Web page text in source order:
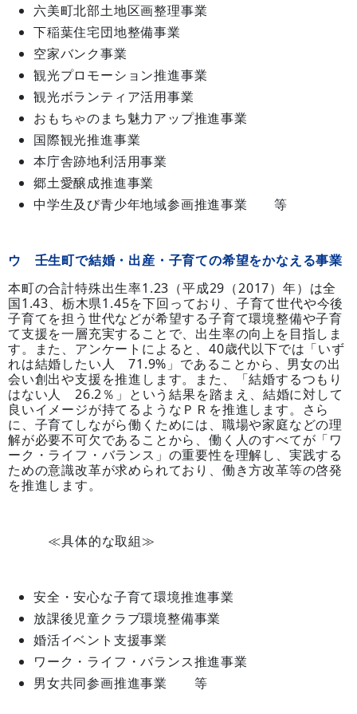
六美町北部土地区画整理事業
下稲葉住宅団地整備事業
空家バンク事業
観光プロモーション推進事業
観光ボランティア活用事業
おもちゃのまち魅力アップ推進事業
国際観光推進事業
本庁舎跡地利活用事業
郷土愛醸成推進事業
中学生及び青少年地域参画推進事業 等
ウ 壬生町で結婚・出産・子育ての希望をかなえる事業
本町の合計特殊出生率1.23（平成29（2017）年）は全
国1.43、栃木県1.45を下回っており、子育て世代や今後
子育てを担う世代などが希望する子育て環境整備や子育
て支援を一層充実することで、出生率の向上を目指しま
す。また、アンケートによると、40歳代以下では「いず
れは結婚したい人 71.9%」であることから、男女の出
会い創出や支援を推進します。また、「結婚するつもり
はない人 26.2％」という結果を踏まえ、結婚に対して
良いイメージが持てるようなＰＲを推進します。さら
に、子育てしながら働くためには、職場や家庭などの理
解が必要不可欠であることから、働く人のすべてが「ワ
ーク・ライフ・バランス」の重要性を理解し、実践する
ための意識改革が求められており、働き方改革等の啓発
を推進します。
≪具体的な取組≫
安全・安心な子育て環境推進事業
放課後児童クラブ環境整備事業
婚活イベント支援事業
ワーク・ライフ・バランス推進事業
男女共同参画推進事業 等